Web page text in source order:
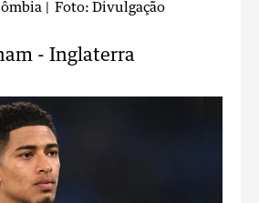
| Foto: Divulgação
- Inglaterra